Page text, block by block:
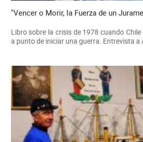
"Vencer o Morir, la Fuerza de un
Libro sobre la crisis de 1978 cuando
a punto de iniciar una guerra. Entrevista a